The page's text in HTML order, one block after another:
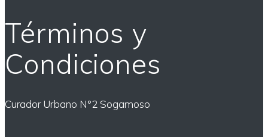
Términos y
Condiciones
Curador Urbano N°2 Sogamoso